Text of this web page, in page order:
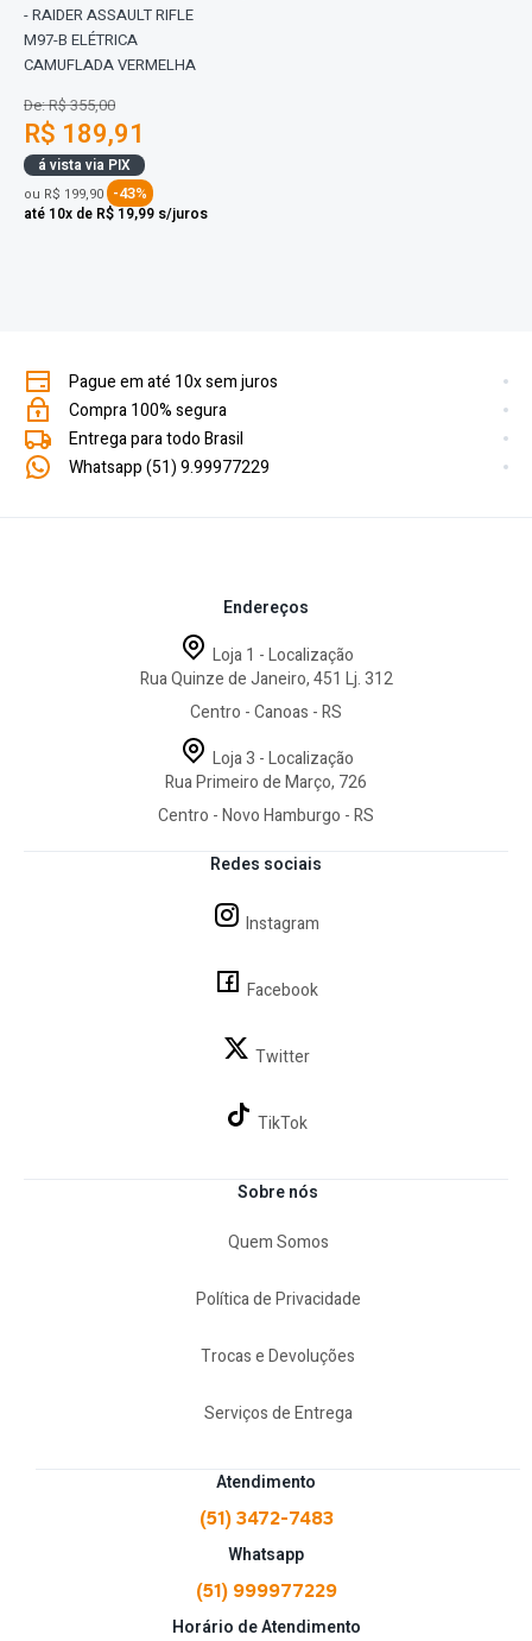
- RAIDER ASSAULT RIFLE
M97-B ELÉTRICA
CAMUFLADA VERMELHA
De: R$ 355,00
R$ 189,91
á vista via PIX
ou R$ 199,90 -43%
até 10x de R$ 19,99 s/juros
Pague em até 10x sem juros
Compra 100% segura
Entrega para todo Brasil
Whatsapp (51) 9.99977229
Atendimento
(51) 3472-7483
Whatsapp
(51) 999977229
Horário de Atendimento
Sobre nós
Quem Somos
Política de Privacidade
Trocas e Devoluções
Serviços de Entrega
Redes sociais
Instagram
Facebook
Twitter
TikTok
Endereços
Loja 1 - Localização
Rua Quinze de Janeiro, 451 Lj. 312
Centro - Canoas - RS
Loja 3 - Localização
Rua Primeiro de Março, 726
Centro - Novo Hamburgo - RS